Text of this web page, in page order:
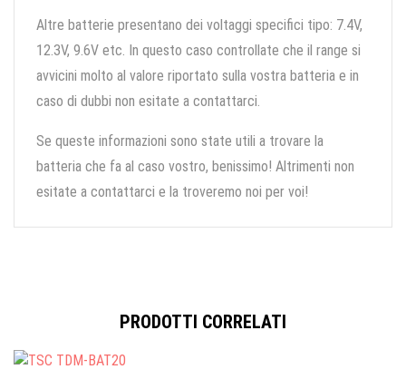
Altre batterie presentano dei voltaggi specifici tipo: 7.4V,
12.3V, 9.6V etc. In questo caso controllate che il range si
avvicini molto al valore riportato sulla vostra batteria e in
caso di dubbi non esitate a contattarci.
Se queste informazioni sono state utili a trovare la
batteria che fa al caso vostro, benissimo! Altrimenti non
esitate a contattarci e la troveremo noi per voi!
PRODOTTI CORRELATI